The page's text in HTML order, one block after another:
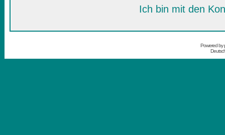
Ich bin mit den
Powered by